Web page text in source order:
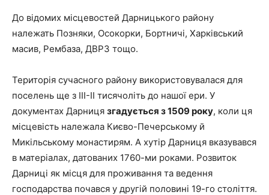
До відомих місцевостей Дарницького району
належать Позняки, Осокорки, Бортничі, Харківський
масив, Рембаза, ДВРЗ тощо.
Територія сучасного району використовувалася для
поселень ще з III-II тисячоліть до нашої ери. У
документах Дарниця згадується з 1509 року, коли ця
місцевість належала Києво-Печерському й
Микільському монастирям. А хутір Дарниця вказувався
в матеріалах, датованих 1760-ми роками. Розвиток
Дарниці як місця для проживання та ведення
господарства почався у другій половині 19-го століття.